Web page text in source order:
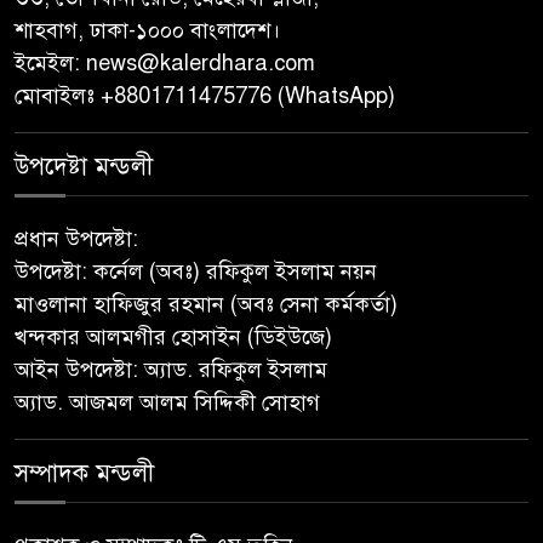
জুলাই গণঅভ্যুত্থান দিবস উপলক্ষে
পিরোজপুরে নানা কর্মসূচি পালিত
‎গৌরনদীতে যথাযোগ্য মর্যাদায়
পালিত হলো ‘০৫ আগস্ট জুলাই
গণঅভ্যুত্থান দিবস ২০২৬’ ‎
বাবুগঞ্জে বাংলাদেশ প্রাথমিক শিক্ষক
সমিতির কমিটি ঘোষণাঃ সালাম
সাভারে টিন কেটে দুঃসাহসিক চুরি,
শাহবাগ, ঢাকা-১০০০ বাংলাদেশ।
ইমেইল: news@kalerdhara.com
মোবাইলঃ +8801711475776 (WhatsApp)
উপদেষ্টা মন্ডলী
প্রধান উপদেষ্টা:
উপদেষ্টা: কর্নেল (অবঃ) রফিকুল ইসলাম নয়ন
মাওলানা হাফিজুর রহমান (অবঃ সেনা কর্মকর্তা)
খন্দকার আলমগীর হোসাইন (ডিইউজে)
আইন উপদেষ্টা: অ্যাড. রফিকুল ইসলাম
অ্যাড. আজমল আলম সিদ্দিকী সোহাগ
সম্পাদক মন্ডলী